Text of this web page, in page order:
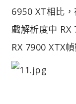
6950 XT相比
戲解析度中 RX
RX 7900 XTX